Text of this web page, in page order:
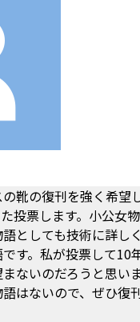
靴の復刊を強く希望
投票します。小公女
としても技術に詳し
す。私が投票して10
ないのだろうと思い
はないので、ぜひ復